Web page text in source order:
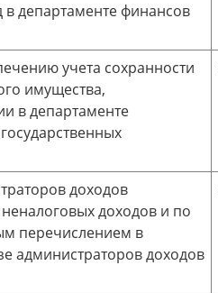
в департаменте финансов
учета сохранности
имущества,
в департаменте
доходов
доходов и по
перечислением в
администраторов доходов